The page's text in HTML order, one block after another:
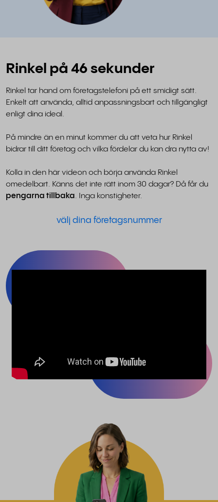
Rinkel på 46 sekunder
Rinkel tar hand om företagstelefoni på ett smidigt sätt.
Enkelt att använda, alltid anpassningsbart och tillgängligt
enligt dina ideal.
På mindre än en minut kommer du att veta hur Rinkel
bidrar till ditt företag och vilka fördelar du kan dra nytta av!
Kolla in den här videon och börja använda Rinkel
omedelbart. Känns det inte rätt inom 30 dagar? Då får du
pengarna tillbaka. Inga konstigheter.
välj dina företagsnummer